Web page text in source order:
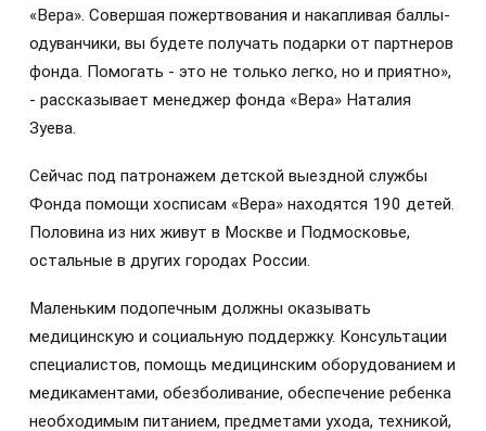
«Вера». Совершая пожертвования и накапливая баллы-
одуванчики, вы будете получать подарки от партнеров
фонда. Помогать - это не только легко, но и приятно»,
- рассказывает менеджер фонда «Вера» Наталия
Зуева.
Сейчас под патронажем детской выездной службы
Фонда помощи хосписам «Вера» находятся 190 детей.
Половина из них живут в Москве и Подмосковье,
остальные в других городах России.
Маленьким подопечным должны оказывать
медицинскую и социальную поддержку. Консультации
специалистов, помощь медицинским оборудованием и
медикаментами, обезболивание, обеспечение ребенка
необходимым питанием, предметами ухода, техникой,